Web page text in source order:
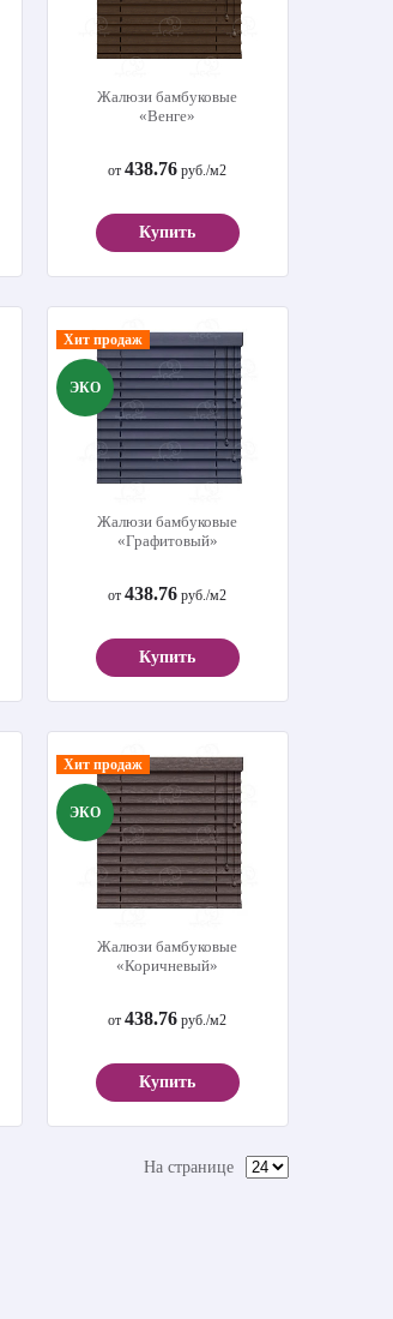
Жалюзи бамбуковые
«Венге»
от438.76 руб./м2
Купить
Хит продаж
ЭКО
Жалюзи бамбуковые
«Графитовый»
от438.76 руб./м2
Купить
Хит продаж
ЭКО
Жалюзи бамбуковые
«Коричневый»
от438.76 руб./м2
Купить
На странице